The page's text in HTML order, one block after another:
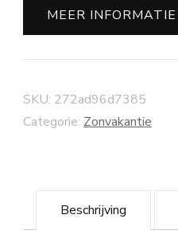
MEER INFORMATIE
SKU: 272ad96d7385
Categorie: Zonvakantie
Beschrijving